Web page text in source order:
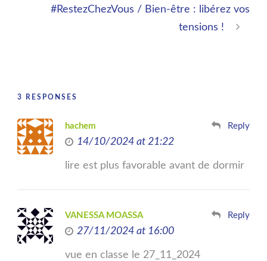
#RestezChezVous / Bien-être : libérez vos
tensions !
3 RESPONSES
hachem
14/10/2024 at 21:22
Reply
lire est plus favorable avant de dormir
VANESSA MOASSA
27/11/2024 at 16:00
Reply
vue en classe le 27_11_2024